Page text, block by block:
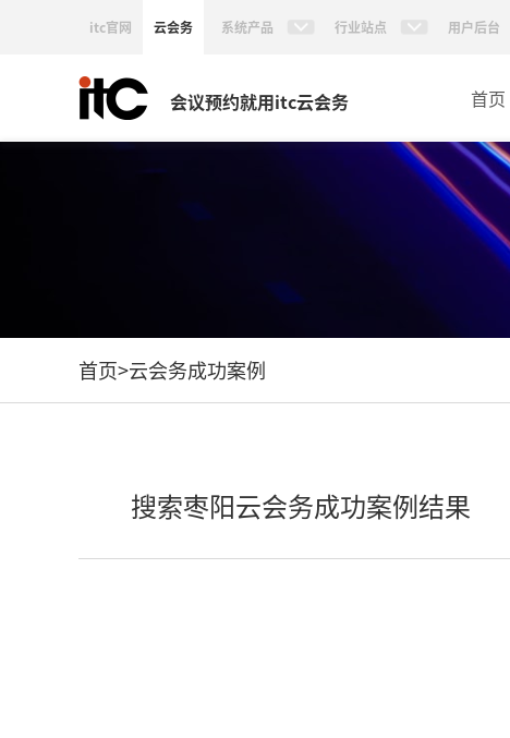
itc官网 云会务 系统产品 行业站点 用户后台
会议预约就用itc云会务 首页
首页>云会务成功案例
搜索枣阳云会务成功案例结果